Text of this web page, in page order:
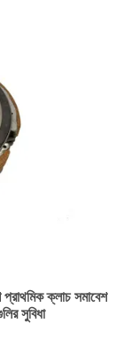
ক্লাচ সমাবেশ
সুবিধা